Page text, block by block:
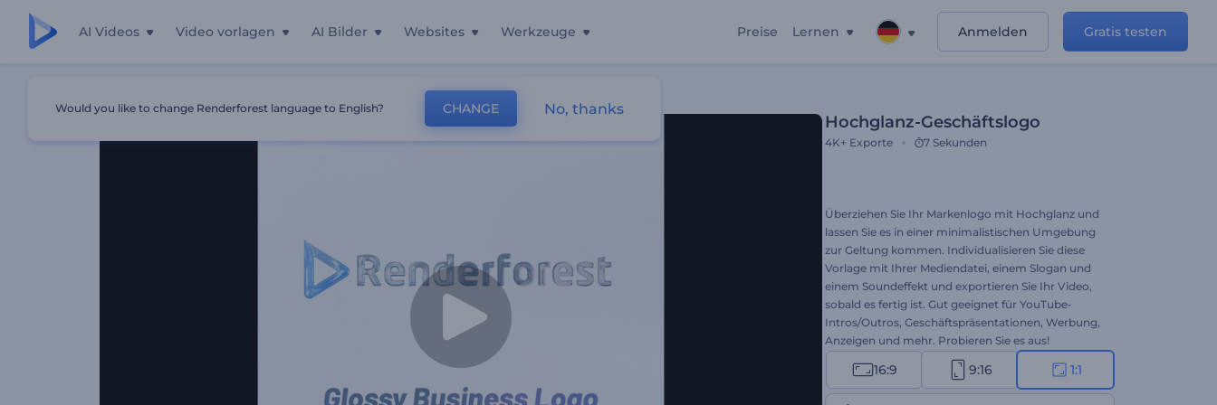
AI Videos Video vorlagen AI Bilder Websites Werkzeuge Preise Lernen Anmelden Gratis testen
Hochglanz-Geschäftslogo
4K+ Exporte 7 Sekunden
Überziehen Sie Ihr Markenlogo mit Hochglanz und
lassen Sie es in einer minimalistischen Umgebung
zur Geltung kommen. Individualisieren Sie diese
Vorlage mit Ihrer Mediendatei, einem Slogan und
einem Soundeffekt und exportieren Sie Ihr Video,
sobald es fertig ist. Gut geeignet für YouTube-
Intros/Outros, Geschäftspräsentationen, Werbung,
Anzeigen und mehr. Probieren Sie es aus!
16:9 9:16 1:1
Would you like to change Renderforest language to English? CHANGE No, thanks